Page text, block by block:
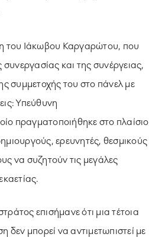
του Ιάκωβου Καργαρώτου, που
και της συνέργειας,
συμμετοχής του στο πάνελ με
Υπεύθυνη
πραγματοποιήθηκε στο πλαίσιο
ερευνητές, θεσμικούς
να συζητούν τις μεγάλες
επισήμανε ότι μια τέτοια
δεν μπορεί να αντιμετωπιστεί με